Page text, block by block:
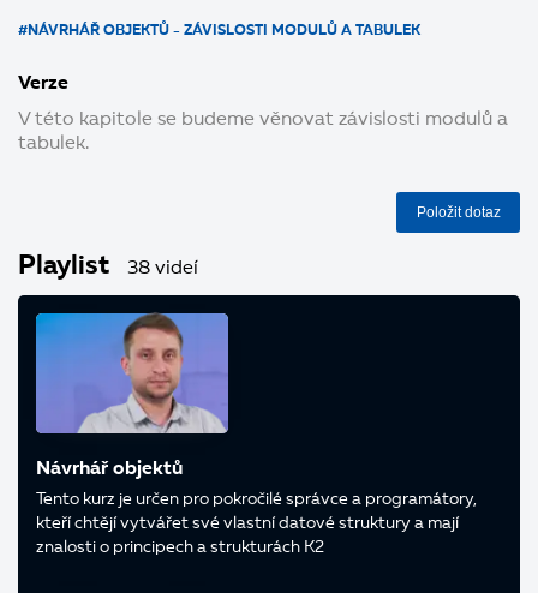
#NÁVRHÁŘ OBJEKTŮ - ZÁVISLOSTI MODULŮ A TABULEK
Verze
V této kapitole se budeme věnovat závislosti modulů a
tabulek.
Položit dotaz
Playlist 38 videí
Návrhář objektů
Tento kurz je určen pro pokročilé správce a programátory,
kteří chtějí vytvářet své vlastní datové struktury a mají
znalosti o principech a strukturách K2